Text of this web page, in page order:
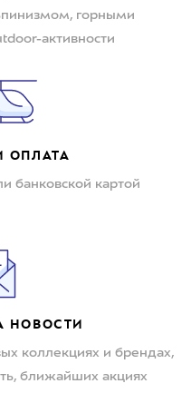
горными
активности
ОПЛАТА
банковской картой
НОВОСТИ
коллекциях и брендах,
ближайших акциях